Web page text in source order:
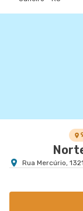
Centro Médico
Rua Olinda Ellis
Rua Mercúrio,